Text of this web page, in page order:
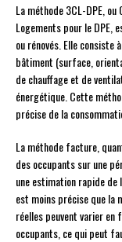
La méthode 3CL-DPE,
Logements pour le DPE,
ou rénovés. Elle consiste
bâtiment (surface,
de chauffage et de
énergétique. Cette
précise de la
La méthode facture,
des occupants sur une
une estimation rapide de
est moins précise que la
réelles peuvent varier en
occupants, ce qui peut